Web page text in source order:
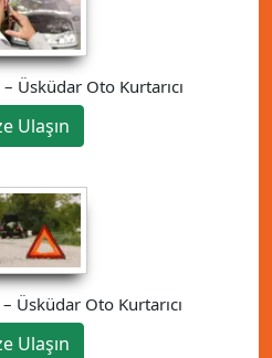
Üsküdar Oto Kurtarıcı
Ulaşın
Üsküdar Oto Kurtarıcı
Ulaşın